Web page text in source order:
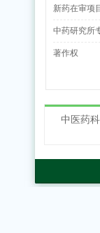
新药在审项
中药研究所
著作权
中医药